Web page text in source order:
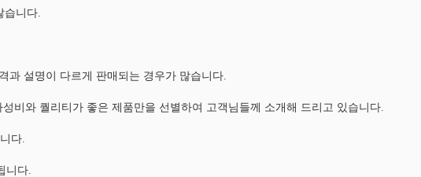
니다.
과 설명이 다르게 판매되는 경우가 많습니다.
비와 퀄리티가 좋은 제품만을 선별하여 고객님들께 소개해 드리고 있습니다.
다.
니다.